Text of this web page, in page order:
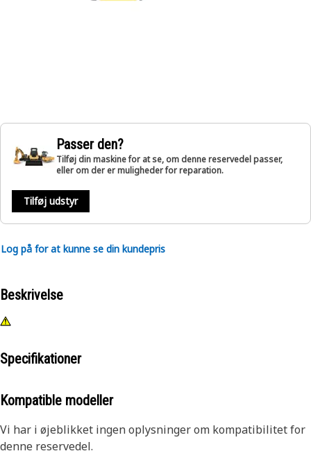
Passer den?
Tilføj din maskine for at se, om denne reservedel passer,
eller om der er muligheder for reparation.
Tilføj udstyr
Log på for at kunne se din kundepris
Beskrivelse
Specifikationer
Kompatible modeller
Vi har i øjeblikket ingen oplysninger om kompatibilitet for
denne reservedel.